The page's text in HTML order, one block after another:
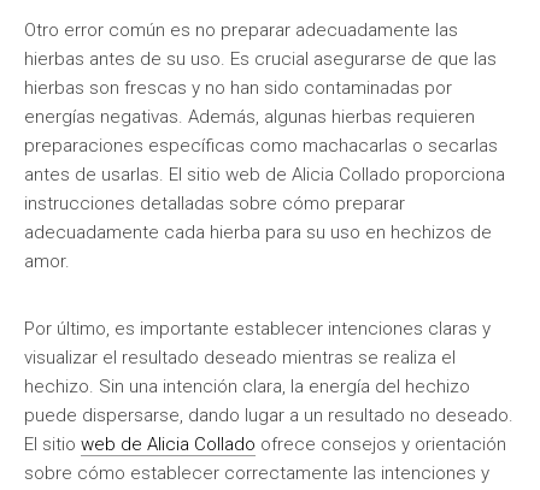
Otro error común es no preparar adecuadamente las
hierbas antes de su uso. Es crucial asegurarse de que las
hierbas son frescas y no han sido contaminadas por
energías negativas. Además, algunas hierbas requieren
preparaciones específicas como machacarlas o secarlas
antes de usarlas. El sitio web de Alicia Collado proporciona
instrucciones detalladas sobre cómo preparar
adecuadamente cada hierba para su uso en hechizos de
amor.
Por último, es importante establecer intenciones claras y
visualizar el resultado deseado mientras se realiza el
hechizo. Sin una intención clara, la energía del hechizo
puede dispersarse, dando lugar a un resultado no deseado.
El sitio web de Alicia Collado ofrece consejos y orientación
sobre cómo establecer correctamente las intenciones y